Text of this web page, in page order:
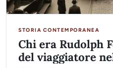
STORIA CONTEMPORANEA
Chi era Rudolph
del viaggiatore